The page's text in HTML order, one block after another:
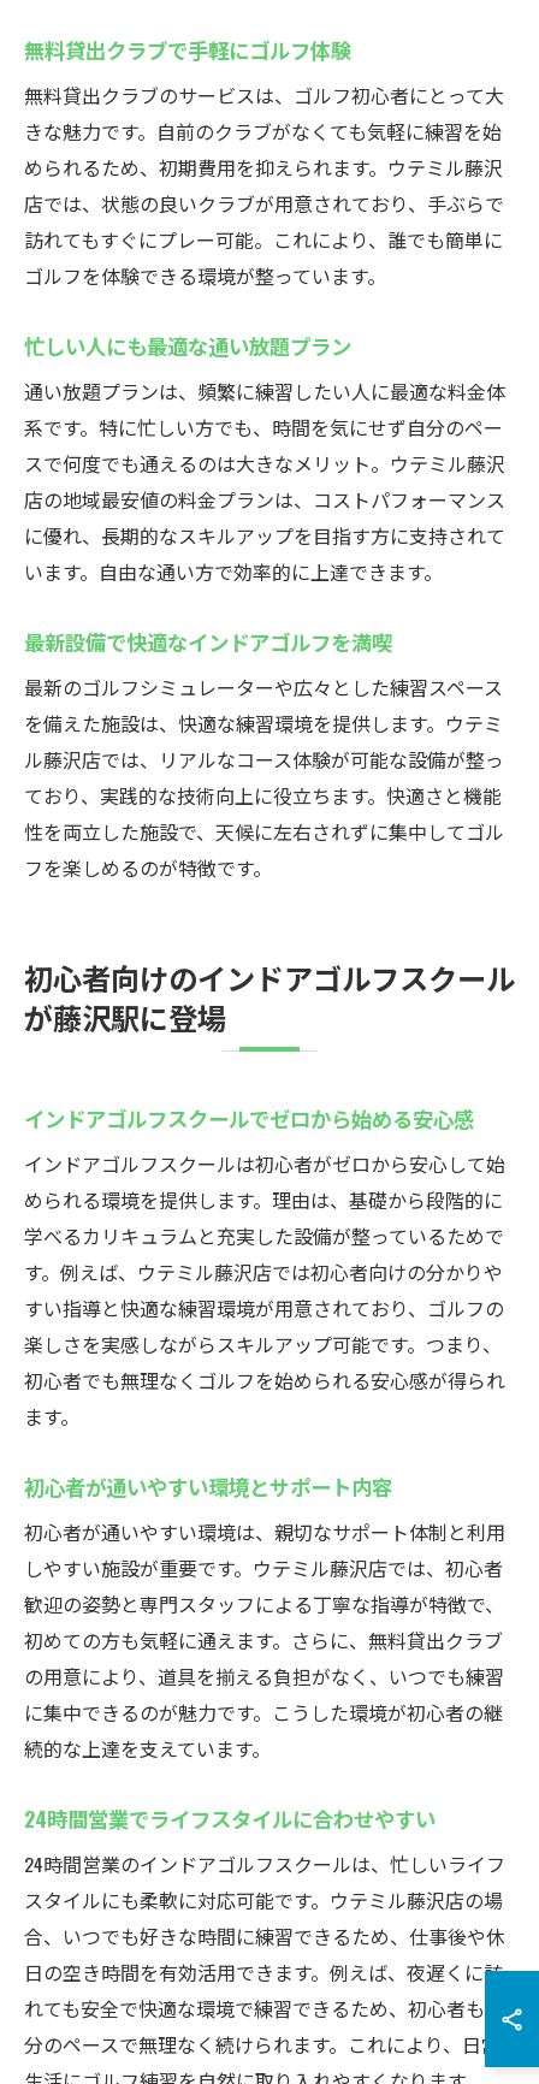
無料貸出クラブで手軽にゴルフ体験
無料貸出クラブのサービスは、ゴルフ初心者にとって大
きな魅力です。自前のクラブがなくても気軽に練習を始
められるため、初期費用を抑えられます。ウテミル藤沢
店では、状態の良いクラブが用意されており、手ぶらで
訪れてもすぐにプレー可能。これにより、誰でも簡単に
ゴルフを体験できる環境が整っています。
忙しい人にも最適な通い放題プラン
通い放題プランは、頻繁に練習したい人に最適な料金体
系です。特に忙しい方でも、時間を気にせず自分のペー
スで何度でも通えるのは大きなメリット。ウテミル藤沢
店の地域最安値の料金プランは、コストパフォーマンス
に優れ、長期的なスキルアップを目指す方に支持されて
います。自由な通い方で効率的に上達できます。
最新設備で快適なインドアゴルフを満喫
最新のゴルフシミュレーターや広々とした練習スペース
を備えた施設は、快適な練習環境を提供します。ウテミ
ル藤沢店では、リアルなコース体験が可能な設備が整っ
ており、実践的な技術向上に役立ちます。快適さと機能
性を両立した施設で、天候に左右されずに集中してゴル
フを楽しめるのが特徴です。
初心者向けのインドアゴルフスクール
が藤沢駅に登場
インドアゴルフスクールでゼロから始める安心感
インドアゴルフスクールは初心者がゼロから安心して始
められる環境を提供します。理由は、基礎から段階的に
学べるカリキュラムと充実した設備が整っているためで
す。例えば、ウテミル藤沢店では初心者向けの分かりや
すい指導と快適な練習環境が用意されており、ゴルフの
楽しさを実感しながらスキルアップ可能です。つまり、
初心者でも無理なくゴルフを始められる安心感が得られ
ます。
初心者が通いやすい環境とサポート内容
初心者が通いやすい環境は、親切なサポート体制と利用
しやすい施設が重要です。ウテミル藤沢店では、初心者
歓迎の姿勢と専門スタッフによる丁寧な指導が特徴で、
初めての方も気軽に通えます。さらに、無料貸出クラブ
の用意により、道具を揃える負担がなく、いつでも練習
に集中できるのが魅力です。こうした環境が初心者の継
続的な上達を支えています。
24時間営業でライフスタイルに合わせやすい
24時間営業のインドアゴルフスクールは、忙しいライフ
スタイルにも柔軟に対応可能です。ウテミル藤沢店の場
合、いつでも好きな時間に練習できるため、仕事後や休
日の空き時間を有効活用できます。例えば、夜遅くに訪
れても安全で快適な環境で練習できるため、初心者も自
分のペースで無理なく続けられます。これにより、日常